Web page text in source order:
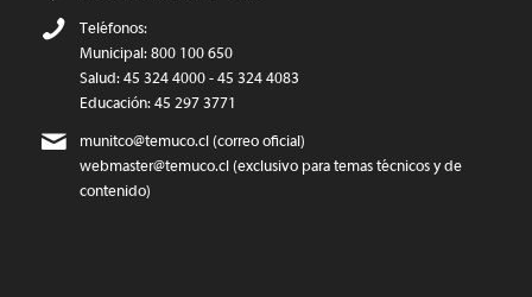
Teléfonos:
Municipal: 800 100 650
Salud: 45 324 4000 - 45 324 4083
Educación: 45 297 3771
munitco@temuco.cl(correo oficial)
webmaster@temuco.cl(exclusivo para temas técnicos y de
contenido)